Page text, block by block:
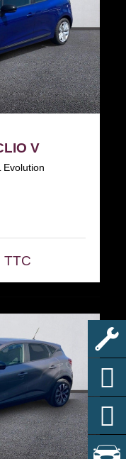
V
Evolution
TTC